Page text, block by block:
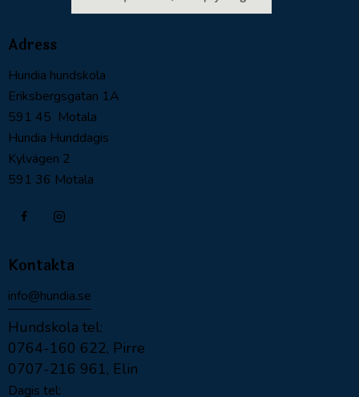
Adress
Hundia hundskola
Eriksbergsgatan 1A
591 45 Motala
Hundia Hunddagis
Kylvägen 2
591 36 Motala
Kontakta
info@hundia.se
Hundskola tel:
0764-160 622, Pirre
0707-216 961, Elin
Dagis tel: